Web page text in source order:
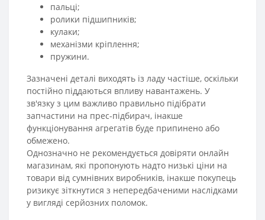
пальці;
ролики підшипників;
кулаки;
механізми кріплення;
пружини.
Зазначені деталі виходять із ладу частіше, оскільки
постійно піддаються впливу навантажень. У
зв'язку з цим важливо правильно підібрати
запчастини на прес-підбирач, інакше
функціонування агрегатів буде припинено або
обмежено.
Однозначно не рекомендується довіряти онлайн
магазинам, які пропонують надто низькі ціни на
товари від сумнівних виробників, інакше покупець
ризикує зіткнутися з непередбаченими наслідками
у вигляді серйозних поломок.